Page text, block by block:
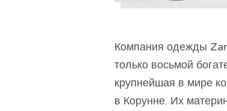
Компания одежды
только восьмой
крупнейшая в мире
в Корунне. Их